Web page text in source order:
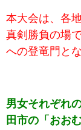
本大会は、各
真剣勝負の場
への登竜門と
男女それぞれ
田市の「おお